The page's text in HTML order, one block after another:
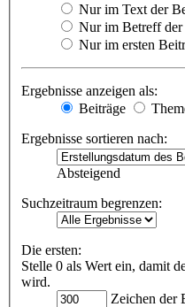
Nur im Text der
Nur im Betreff der
Nur im ersten
Ergebnisse anzeigen als:
Beiträge
Ergebnisse sortieren nach:
Absteigend
Suchzeitraum begrenzen:
Die ersten:
Stelle 0 als Wert ein, damit
wird.
Zeichen der